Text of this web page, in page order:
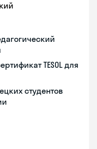
TESOL для
студентов